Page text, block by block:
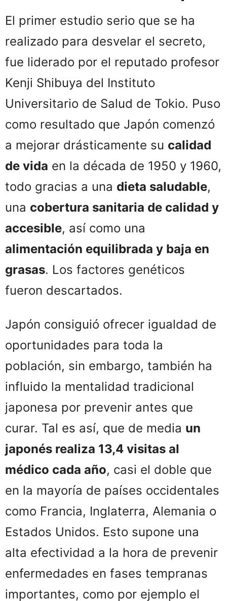
El primer estudio serio que se ha
realizado para desvelar el secreto,
fue liderado por el reputado profesor
Kenji Shibuya del Instituto
Universitario de Salud de Tokio. Puso
como resultado que Japón comenzó
a mejorar drásticamente su calidad
de vida en la década de 1950 y 1960,
todo gracias a una dieta saludable,
una cobertura sanitaria de calidad y
accesible, así como una
alimentación equilibrada y baja en
grasas. Los factores genéticos
fueron descartados.
Japón consiguió ofrecer igualdad de
oportunidades para toda la
población, sin embargo, también ha
influido la mentalidad tradicional
japonesa por prevenir antes que
curar. Tal es así, que de media un
japonés realiza 13,4 visitas al
médico cada año, casi el doble que
en la mayoría de países occidentales
como Francia, Inglaterra, Alemania o
Estados Unidos. Esto supone una
alta efectividad a la hora de prevenir
enfermedades en fases tempranas
importantes, como por ejemplo el